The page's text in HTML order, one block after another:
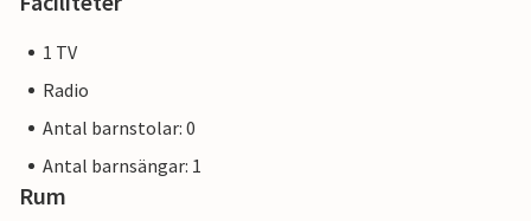
1 TV
Radio
Antal barnstolar: 0
Antal barnsängar: 1
Rum